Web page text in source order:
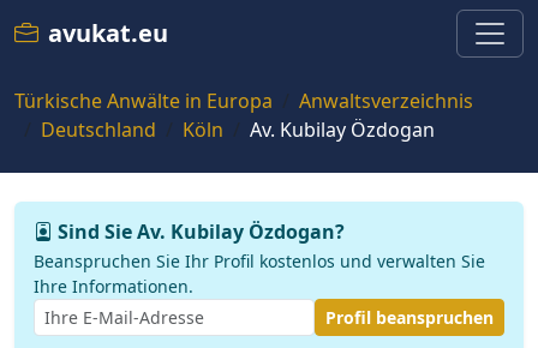
avukat.eu
Türkische Anwälte in Europa
Anwaltsverzeichnis
Deutschland
Köln Av. Kubilay Özdogan
Sind Sie Av. Kubilay Özdogan?
Beanspruchen Sie Ihr Profil kostenlos und verwalten Sie
Ihre Informationen.
Profil beanspruchen